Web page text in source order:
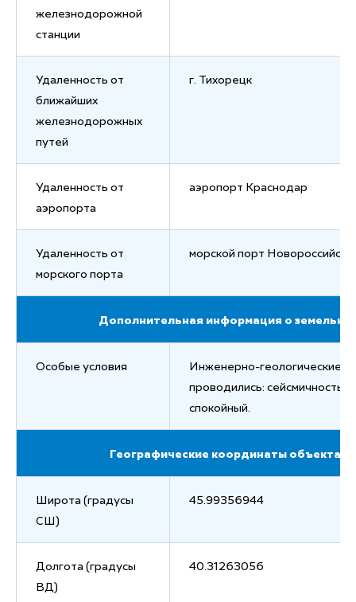
железнодорожной
станции
Удаленность от
ближайших
железнодорожных
путей
г. Тихорецк
Удаленность от
аэропорта
аэропорт Краснодар
Удаленность от
морского порта
морской порт Новороссийск
Дополнительная информация о
Особые условия
Инженерно-геологические
проводились: сейсмичность
спокойный.
Географические координаты объекта
Широта (градусы
СШ)
45.99356944
Долгота (градусы
ВД)
40.31263056